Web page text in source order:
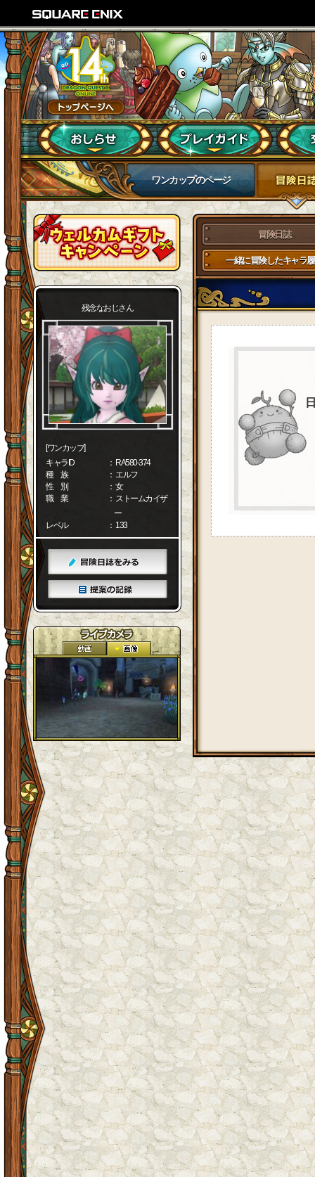
ワンカップのページ
残念なおじさん
[ワンカップ]
キャラID
： RA580-374
種 族
： エルフ
性 別
： 女
職 業
： ストームカイザ
ー
レベル
： 133
冒険日誌
一緒に冒険したキャラ